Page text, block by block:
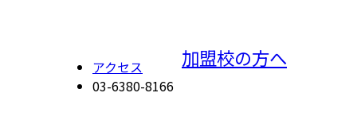
アクセス
03-6380-8166
加盟校の方へ